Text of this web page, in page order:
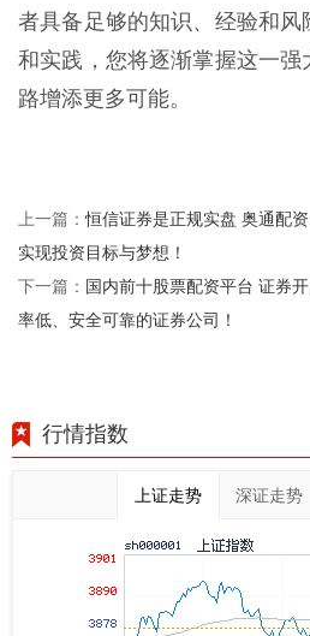
者具备足够的知识、经验和风
和实践，您将逐渐掌握这一强
路增添更多可能。
上一篇：恒信证券是正规实盘 奥通配
实现投资目标与梦想！
下一篇： 国内前十股票配资平台 证券
率低、安全可靠的证券公司！
行情指数
上证走势 深证走势